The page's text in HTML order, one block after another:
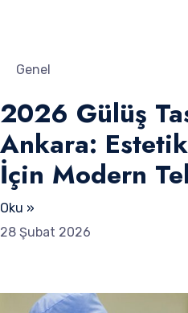
Genel
2026 Gülüş
Ankara:
İçin Modern
Oku »
28 Şubat 2026